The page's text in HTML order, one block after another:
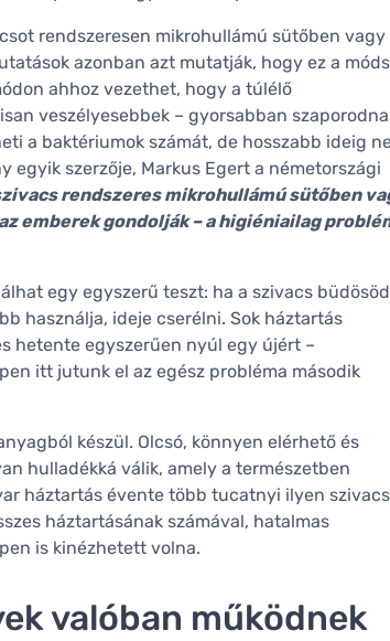
rendszeresen mikrohullámú sütőben vagy
azonban azt mutatják, hogy ez a
ahhoz vezethet, hogy a túlélő
veszélyesebbek – gyorsabban
a baktériumok számát, de hosszabb ideig
szerzője, Markus Egert a németországi
rendszeres mikrohullámú sütőben
emberek gondolják – a higiéniailag
egy egyszerű teszt: ha a szivacs
használja, ideje cserélni. Sok háztartás
hetente egyszerűen nyúl egy újért –
itt jutunk el az egész probléma második
készül. Olcsó, könnyen elérhető és
hulladékká válik, amely a természetben
háztartás évente több tucatnyi ilyen
háztartásának számával, hatalmas
is kinézhetett volna.
valóban működnek